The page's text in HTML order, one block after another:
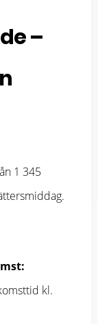
–
1 345
kl.